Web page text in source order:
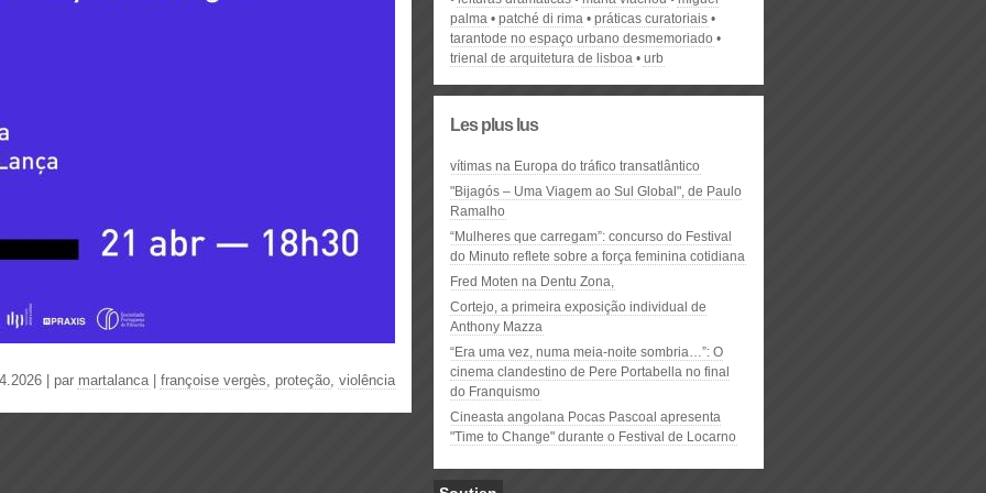
| par martalanca| françoise vergès, proteção, violência
palma
patché di rima
práticas curatoriais
tarantode no espaço urbano desmemoriado
trienal de arquitetura de lisboa
urb
Les plus lus
vítimas na Europa do tráfico transatlântico
"Bijagós – Uma Viagem ao Sul Global", de Paulo
Ramalho
“Mulheres que carregam”: concurso do Festival
do Minuto reflete sobre a força feminina cotidiana
Fred Moten na Dentu Zona,
Cortejo, a primeira exposição individual de
Anthony Mazza
“Era uma vez, numa meia-noite sombria…”: O
cinema clandestino de Pere Portabella no final
do Franquismo
Cineasta angolana Pocas Pascoal apresenta
"Time to Change" durante o Festival de Locarno